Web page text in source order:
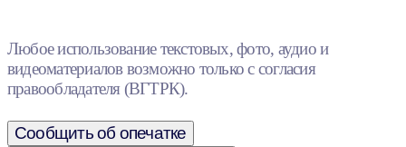
Любое использование текстовых, фото, аудио и
видеоматериалов возможно только с согласия
правообладателя (ВГТРК).
Сообщить об опечатке